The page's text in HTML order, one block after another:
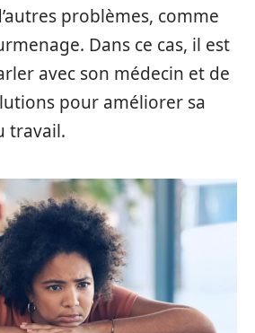
problèmes, comme
Dans ce cas, il est
avec son médecin et de
pour améliorer sa
travail.